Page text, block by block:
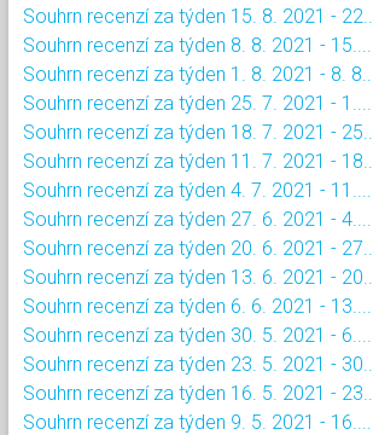
Souhrn recenzí za týden 15. 8. 2021 - 22....
Souhrn recenzí za týden 8. 8. 2021 - 15....
Souhrn recenzí za týden 1. 8. 2021 - 8. 8....
Souhrn recenzí za týden 25. 7. 2021 - 1....
Souhrn recenzí za týden 18. 7. 2021 - 25....
Souhrn recenzí za týden 11. 7. 2021 - 18....
Souhrn recenzí za týden 4. 7. 2021 - 11....
Souhrn recenzí za týden 27. 6. 2021 - 4....
Souhrn recenzí za týden 20. 6. 2021 - 27....
Souhrn recenzí za týden 13. 6. 2021 - 20....
Souhrn recenzí za týden 6. 6. 2021 - 13....
Souhrn recenzí za týden 30. 5. 2021 - 6....
Souhrn recenzí za týden 23. 5. 2021 - 30....
Souhrn recenzí za týden 16. 5. 2021 - 23....
Souhrn recenzí za týden 9. 5. 2021 - 16....